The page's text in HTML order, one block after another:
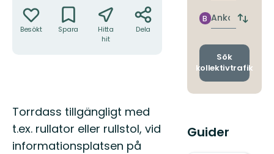
Besökt Spara
Hitta
hit
Dela
Beskrivning
Torrdass tillgängligt med
t.ex. rullator eller rullstol, vid
informationsplatsen på
Ankomst
B
Byt
och
Sök
kollektivtrafik
Guider